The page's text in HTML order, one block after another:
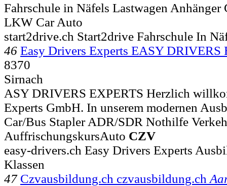
Fahrschule in Näfels Lastwagen Anhänger
LKW Car Auto
start2drive.ch Start2drive Fahrschule In
46 Easy Drivers Experts EASY DRIVERS
8370
Sirnach
ASY DRIVERS EXPERTS Herzlich
Experts GmbH. In unserem modernen
Car/Bus Stapler ADR/SDR Nothilfe
AuffrischungskursAuto CZV
easy-drivers.ch Easy Drivers Experts
Klassen
47 Czvausbildung.ch czvausbildung.ch